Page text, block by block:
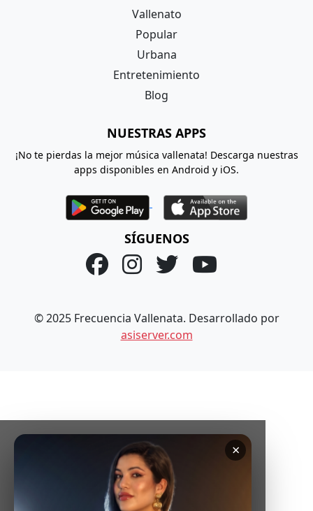
Vallenato
Popular
Urbana
Entretenimiento
Blog
NUESTRAS APPS
¡No te pierdas la mejor música vallenata! Descarga nuestras
apps disponibles en Android y iOS.
SÍGUENOS
© 2025 Frecuencia Vallenata. Desarrollado por
asiserver.com
×